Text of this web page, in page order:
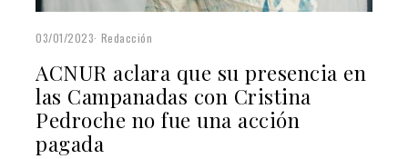
03/01/2023 Redacción
ACNUR aclara que su presencia en
las Campanadas con Cristina
Pedroche no fue una acción
pagada